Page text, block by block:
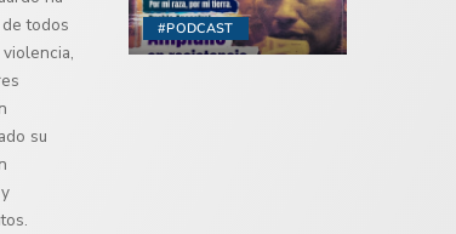
#PODCAST
todos
su